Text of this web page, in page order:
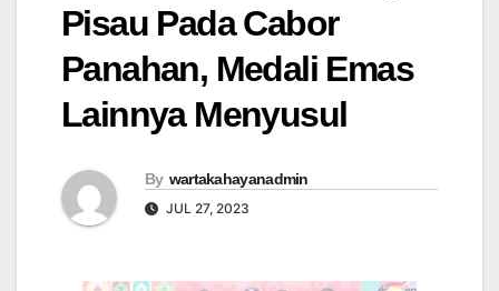
Pisau Pada Cabor
Panahan, Medali Emas
Lainnya Menyusul
By wartakahayanadmin
JUL 27, 2023